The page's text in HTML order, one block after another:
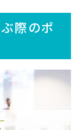
際のポ